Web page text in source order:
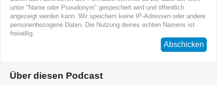
unter "Name oder Pseudonym" gespeichert wird und öffentlich
angezeigt werden kann. Wir speichern keine IP-Adressen oder andere
personenbezogene Daten. Die Nutzung deines echten Namens ist
freiwillig.
Abschicken
Über diesen Podcast